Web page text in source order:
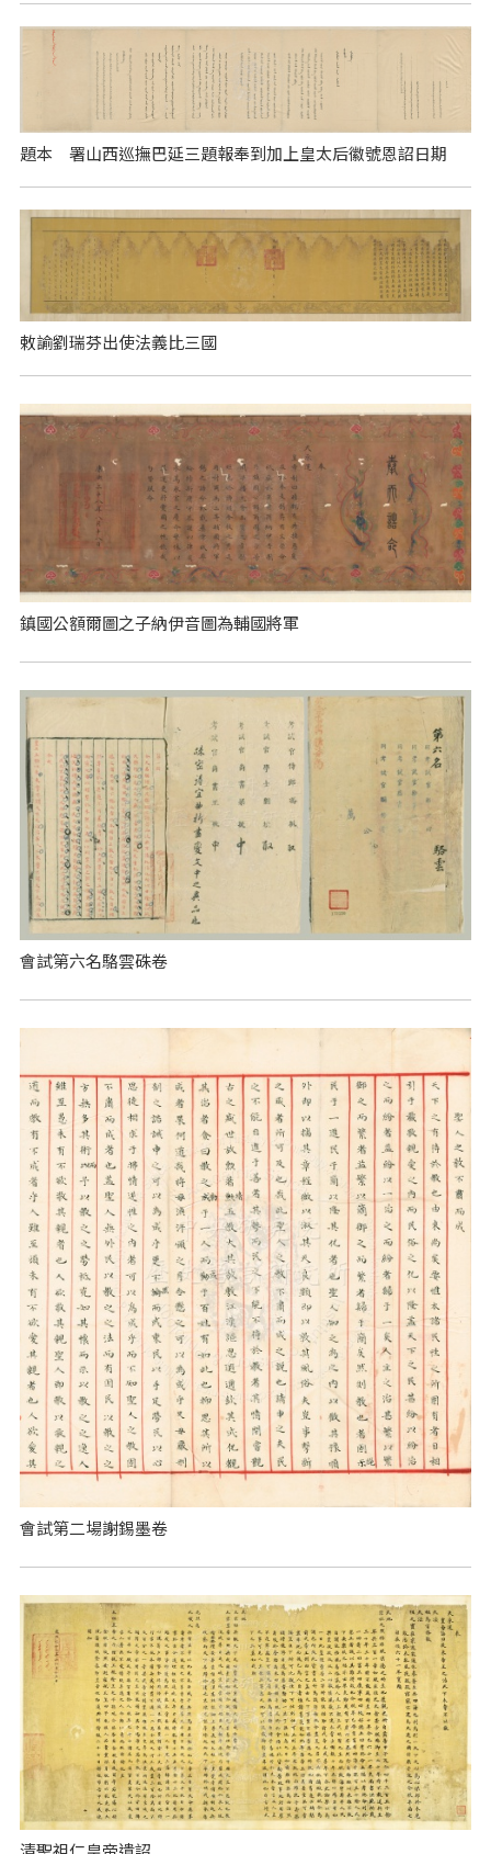
題本 署山西巡撫巴延三題報奉到加上皇太后徽號恩詔日期
敕諭劉瑞芬出使法義比三國
鎮國公額爾圖之子納伊音圖為輔國將軍
會試第六名駱雲硃卷
會試第二場謝錫墨卷